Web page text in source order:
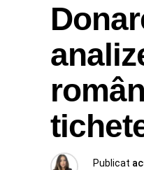
Publicat